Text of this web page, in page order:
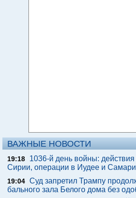
ВАЖНЫЕ НОВОСТИ
19:18
1036-й день войны:
Сирии, операции в Иудее и
19:04 Суд запретил Трампу
бального зала Белого дома без